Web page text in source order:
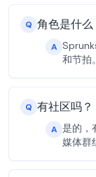
Q 角色是什
A
和节拍
Q 有社区吗
A 是的，
媒体群